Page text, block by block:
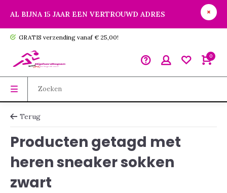
AL BIJNA 15 JAAR EEN VERTROUWD ADRES
GRATIS verzending vanaf € 25,00!
0
Terug
Producten getagd met
heren sneaker sokken
zwart